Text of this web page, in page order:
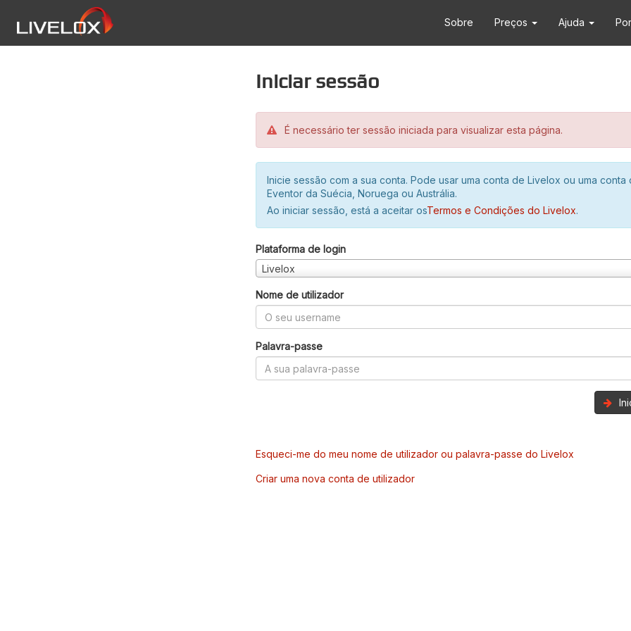
Sobre Preços Ajuda
Iniciar sessão
É necessário ter sessão iniciada para visualizar esta página.
Inicie sessão com a sua conta. Pode usar uma conta de Livelox ou uma conta
Eventor da Suécia, Noruega ou Austrália.
Ao iniciar sessão, está a aceitar osTermos e Condições do Livelox.
Plataforma de login
Livelox
Nome de utilizador
Palavra-passe
Esqueci-me do meu nome de utilizador ou palavra-passe do Livelox
Criar uma nova conta de utilizador